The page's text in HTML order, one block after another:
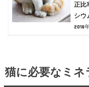
正比
シウ
2018
猫に必要なミネ